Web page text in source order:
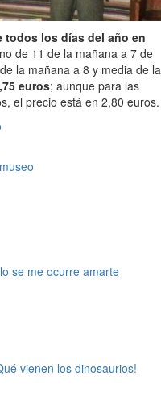
todos los días del año en
de 11 de la mañana a 7 de
la mañana a 8 y media de la
euros; aunque para las
el precio está en 2,80 euros.
se me ocurre amarte
vienen los dinosaurios!